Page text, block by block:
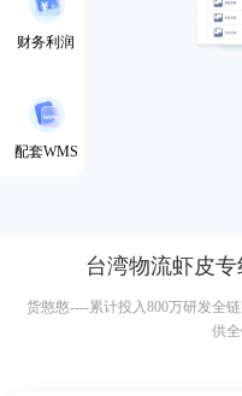
财务利润
配套WMS
台湾物流虾皮
货憨憨----累计投入800万研发全
供